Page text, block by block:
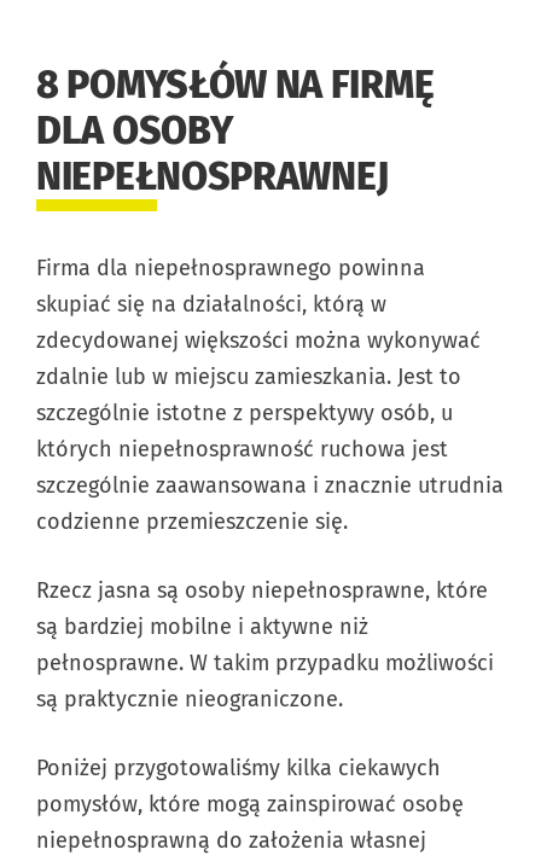
8 POMYSŁÓW NA FIRMĘ
DLA OSOBY
NIEPEŁNOSPRAWNEJ
Firma dla niepełnosprawnego powinna
skupiać się na działalności, którą w
zdecydowanej większości można wykonywać
zdalnie lub w miejscu zamieszkania. Jest to
szczególnie istotne z perspektywy osób, u
których niepełnosprawność ruchowa jest
szczególnie zaawansowana i znacznie utrudnia
codzienne przemieszczenie się.
Rzecz jasna są osoby niepełnosprawne, które
są bardziej mobilne i aktywne niż
pełnosprawne. W takim przypadku możliwości
są praktycznie nieograniczone.
Poniżej przygotowaliśmy kilka ciekawych
pomysłów, które mogą zainspirować osobę
niepełnosprawną do założenia własnej